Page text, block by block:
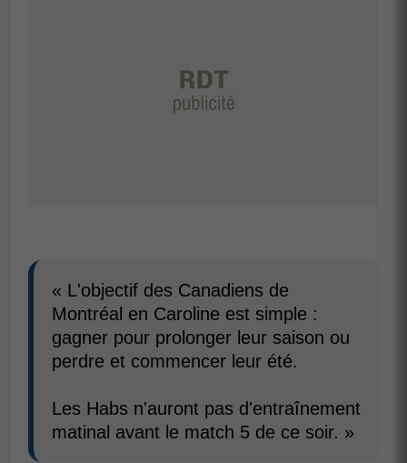
« L'objectif des Canadiens de
Montréal en Caroline est simple :
gagner pour prolonger leur saison ou
perdre et commencer leur été.
Les Habs n'auront pas d'entraînement
matinal avant le match 5 de ce soir. »